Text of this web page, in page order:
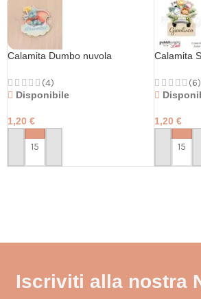
Calamita Dumbo nuvola
(4)
Disponibile
1,20 €
PERSONALIZZA
Calamita
(6)
1,20 €
Iscriviti alla nostra